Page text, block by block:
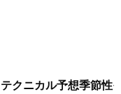
テクニカル予想季節性